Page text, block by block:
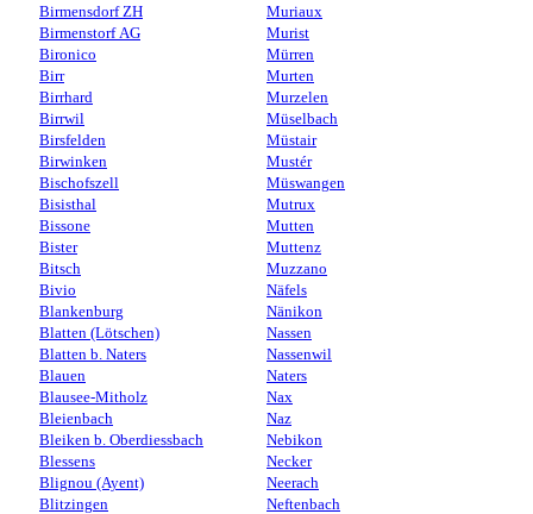
Birmensdorf ZH
Birmenstorf AG
Bironico
Birr
Birrhard
Birrwil
Birsfelden
Birwinken
Bischofszell
Bisisthal
Bissone
Bister
Bitsch
Bivio
Blankenburg
Blatten (Lötschen)
Blatten b. Naters
Blauen
Blausee-Mitholz
Bleienbach
Bleiken b. Oberdiessbach
Blessens
Blignou (Ayent)
Blitzingen
Muriaux
Murist
Mürren
Murten
Murzelen
Müselbach
Müstair
Mustér
Müswangen
Mutrux
Mutten
Muttenz
Muzzano
Näfels
Nänikon
Nassen
Nassenwil
Naters
Nax
Naz
Nebikon
Necker
Neerach
Neftenbach